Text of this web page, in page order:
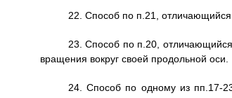
22. Способ по п.21, отличающийся
23. Способ по п.20,
вращения вокруг своей продольной оси.
24. Способ по одному из пп.17-